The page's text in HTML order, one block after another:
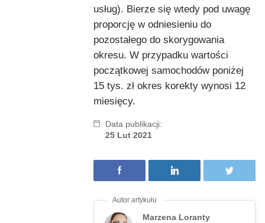
usług). Bierze się wtedy pod uwagę
proporcję w odniesieniu do
pozostałego do skorygowania
okresu. W przypadku wartości
początkowej samochodów poniżej
15 tys. zł okres korekty wynosi 12
miesięcy.
Data publikacji:
25 Lut 2021
Marzena Loranty